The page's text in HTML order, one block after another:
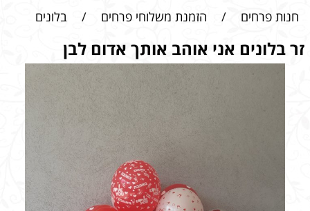
חנות פרחים / הזמנת משלוחי פרחים / בלונים
זר בלונים אני אוהב אותך אדום לבן